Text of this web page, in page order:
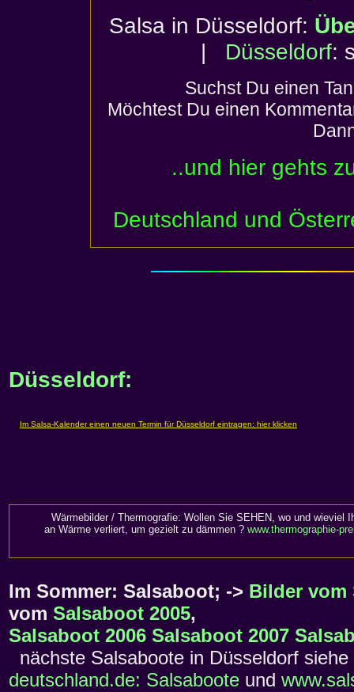
Salsa in Düsseldorf:
| Düsseldorf:
Suchst Du einen
Möchtest Du einen
..und hier gehts
Deutschland und
Düsseldorf:
Wärmebilder / Thermografie: Wollen Sie SEHEN, wo und wieviel
an Wärme verliert, um gezielt zu dämmen ? www.thermographie-
Im Sommer: Salsaboot; -> Bilder vom
vom Salsaboot 2005,
Salsaboot 2006 Salsaboot 2007
nächste Salsaboote in Düsseldorf siehe
deutschland.de: Salsaboote und